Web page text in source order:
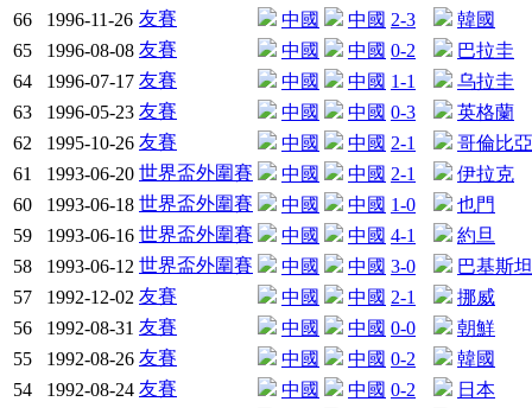
66
1996-11-26 友賽 中國 中國 2-3
韓國
65
1996-08-08 友賽 中國 中國 0-2
巴拉圭
64
1996-07-17 友賽 中國 中國 1-1
乌拉圭
63
1996-05-23 友賽 中國 中國 0-3
英格蘭
62
1995-10-26 友賽 中國 中國 2-1
哥倫比亞
61
1993-06-20 世界盃外圍賽 中國 中國 2-1
伊拉克
60
1993-06-18 世界盃外圍賽 中國 中國 1-0
也門
59
1993-06-16 世界盃外圍賽 中國 中國 4-1
約旦
58
1993-06-12 世界盃外圍賽 中國 中國 3-0
巴基斯坦
57
1992-12-02 友賽 中國 中國 2-1
挪威
56
1992-08-31 友賽 中國 中國 0-0
朝鮮
55
1992-08-26 友賽 中國 中國 0-2
韓國
54
1992-08-24 友賽 中國 中國 0-2
日本